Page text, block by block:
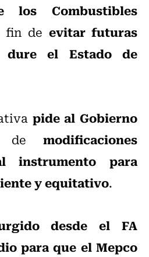
Combustibles
fin de evitar futuras
dure el Estado de
pide al Gobierno
de modificaciones
instrumento para
y equitativo.
desde el FA
para que el Mepco